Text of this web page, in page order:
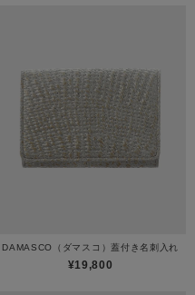
DAMASCO（ダマスコ）蓋付き名刺入れ
¥19,800